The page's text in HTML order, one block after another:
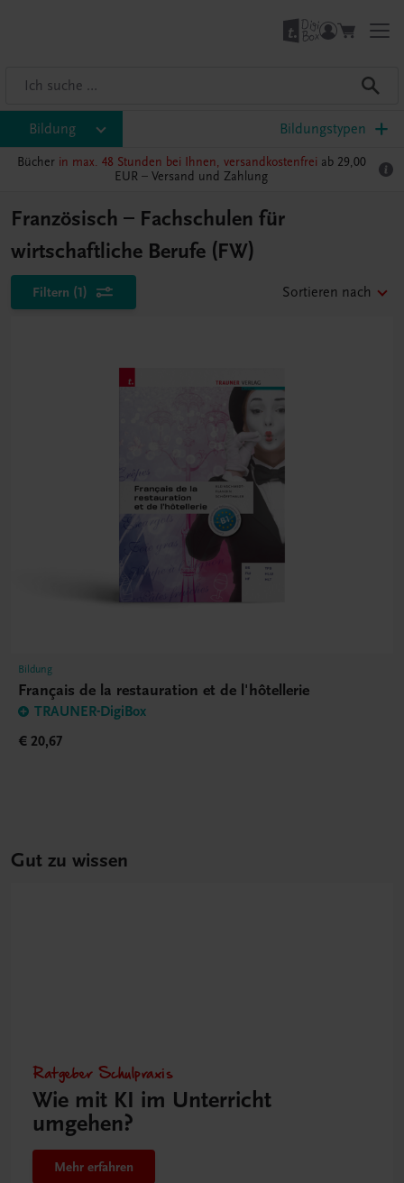
Bildung Bildungstypen
Bücher in max. 48 Stunden bei Ihnen, versandkostenfrei ab 29,00
EUR – Versand und Zahlung
Französisch – Fachschulen für
wirtschaftliche Berufe (FW)
Filtern (1) Sortieren nach
Bildung
Français de la restauration et de l'hôtellerie
TRAUNER-DigiBox
€ 20,67
Gut zu wissen
Ratgeber Schulpraxis
Wie mit KI im Unterricht
umgehen?
Mehr erfahren